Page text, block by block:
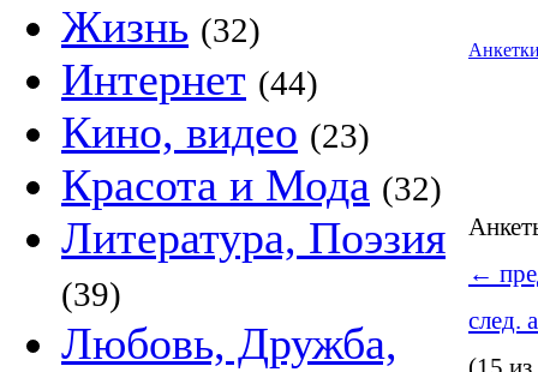
Жизнь (32)
Интернет (44)
Кино, видео (23)
Красота и Мода (32)
Литература, Поэзия
(39)
Любовь, Дружба,
←
след.